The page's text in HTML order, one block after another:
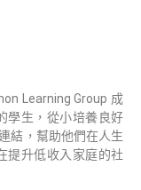
Learning Group 成
學生，從小培養良好
結，幫助他們在人生
提升低收入家庭的社